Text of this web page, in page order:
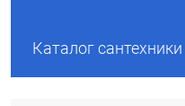
Каталог сантехники